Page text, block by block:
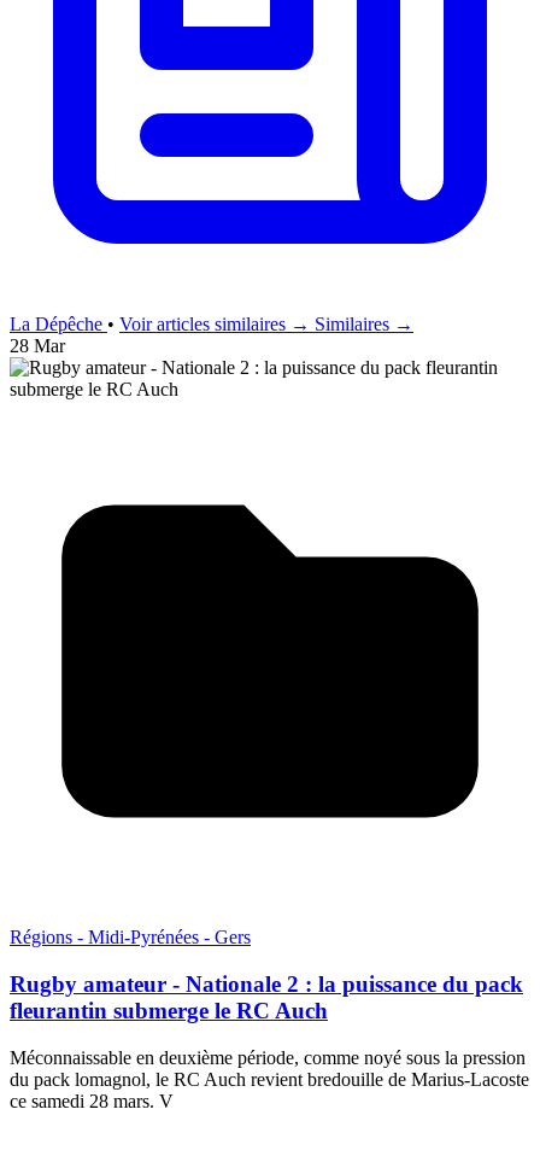
La Dépêche • Voir articles similaires → Similaires →
28 Mar
Régions - Midi-Pyrénées - Gers
Rugby amateur - Nationale 2 : la puissance du pack
fleurantin submerge le RC Auch
Méconnaissable en deuxième période, comme noyé sous la pression
du pack lomagnol, le RC Auch revient bredouille de Marius-Lacoste
ce samedi 28 mars. V